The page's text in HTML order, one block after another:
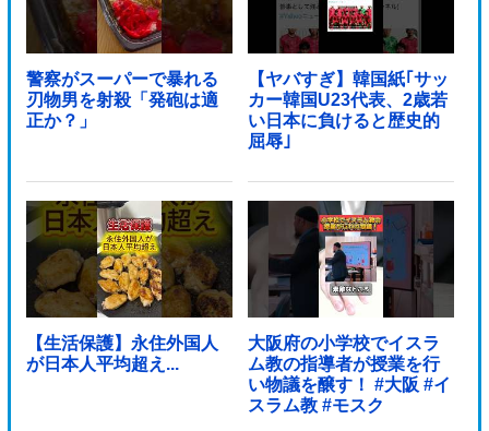
警察がスーパーで暴れる
刃物男を射殺「発砲は適
正か？」
【ヤバすぎ】韓国紙｢サッ
カー韓国U23代表、2歳若
い日本に負けると歴史的
屈辱｣
【生活保護】永住外国人
が日本人平均超え...
大阪府の小学校でイスラ
ム教の指導者が授業を行
い物議を醸す！ #大阪 #イ
スラム教 #モスク